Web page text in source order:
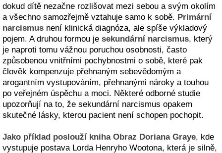
dokud dítě nezačne rozlišovat mezi sebou a svým okolím
a všechno samozřejmě vztahuje samo k sobě. Primární
narcismus není klinická diagnóza, ale spíše výkladový
pojem. A druhou formou je sekundární narcismus, který
je naproti tomu vážnou poruchou osobnosti, často
způsobenou vnitřními pochybnostmi o sobě, které pak
člověk kompenzuje přehnaným sebevědomým a
arogantním vystupováním, přehnanými nároky a touhou
po veřejném úspěchu a moci. Některé odborné studie
upozorňují na to, že sekundární narcismus opakem
skutečné lásky, kterou pacient není schopen pochopit.
Jako příklad poslouží kniha Obraz Doriana Graye, kde
vystupuje postava Lorda Henryho Wootona, která je silně,